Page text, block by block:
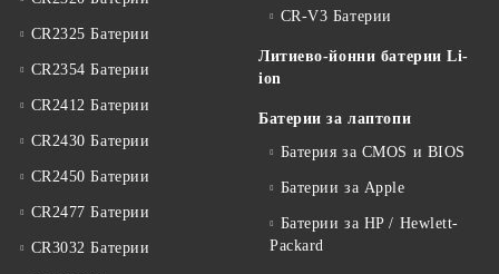
CR2325 Батерии
CR2354 Батерии
CR2412 Батерии
CR2430 Батерии
CR2450 Батерии
CR2477 Батерии
CR3032 Батерии
CR-V3 Батерии
Литиево-йонни батерии Li-
ion
Батерии за лаптопи
Батерия за CMOS и BIOS
Батерии за Apple
Батерии за HP / Hewlett-
Packard